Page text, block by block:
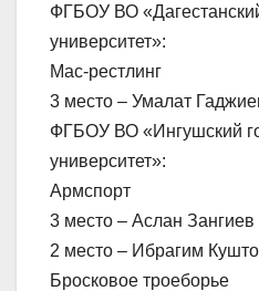
ФГБОУ ВО
университет»:
Мас-рестлинг
3 место – Умалат
ФГБОУ ВО «Ингушский
университет»:
Армспорт
3 место – Аслан Зангиев
2 место – Ибрагим
Бросковое троеборье